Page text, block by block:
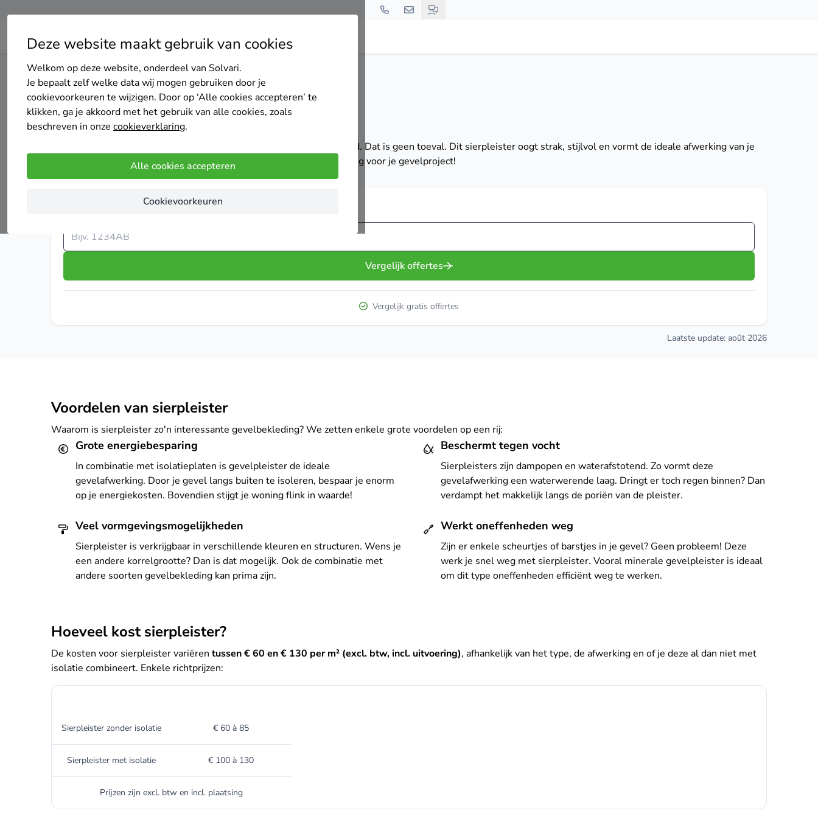
Deze website maakt gebruik van cookies
Welkom op deze website, onderdeel van Solvari.
Je bepaalt zelf welke data wij mogen gebruiken door je
cookievoorkeuren te wijzigen. Door op ‘Alle cookies accepteren’ te
klikken, ga je akkoord met het gebruik van alle cookies, zoals
beschreven in onze cookieverklaring.
Alle cookies accepteren
Cookievoorkeuren
Home Sierpleister
Sierpleister
Woningen met sierpleister duiken meer en meer op in het straatbeeld. Dat is geen toeval. Dit sierpleister oogt strak, stijlvol en vormt de ideale afwerking van je
gevelisolatie. Je bent ook zeker van de beste prijs-kwaliteitsverhouding voor je gevelproject!
Vergelijk tot 4 offertes voor sierpleister
Vergelijk offertes
Vergelijk gratis offertes
Laatste update: août 2026
Voordelen van sierpleister
Waarom is sierpleister zo'n interessante gevelbekleding? We zetten enkele grote voordelen op een rij:
Grote energiebesparing
In combinatie met isolatieplaten is gevelpleister de ideale
gevelafwerking. Door je gevel langs buiten te isoleren, bespaar je enorm
op je energiekosten. Bovendien stijgt je woning flink in waarde!
Beschermt tegen vocht
Sierpleisters zijn dampopen en waterafstotend. Zo vormt deze
gevelafwerking een waterwerende laag. Dringt er toch regen binnen? Dan
verdampt het makkelijk langs de poriën van de pleister.
Veel vormgevingsmogelijkheden
Sierpleister is verkrijgbaar in verschillende kleuren en structuren. Wens je
een andere korrelgrootte? Dan is dat mogelijk. Ook de combinatie met
andere soorten gevelbekleding kan prima zijn.
Werkt oneffenheden weg
Zijn er enkele scheurtjes of barstjes in je gevel? Geen probleem! Deze
werk je snel weg met sierpleister. Vooral minerale gevelpleister is ideaal
om dit type oneffenheden efficiënt weg te werken.
Hoeveel kost sierpleister?
De kosten voor sierpleister variëren tussen € 60 en € 130 per m² (excl. btw, incl. uitvoering), afhankelijk van het type, de afwerking en of je deze al dan niet met
isolatie combineert. Enkele richtprijzen:
Sierpleister zonder isolatie € 60 à 85
Sierpleister met isolatie € 100 à 130
Prijzen zijn excl. btw en incl. plaatsing